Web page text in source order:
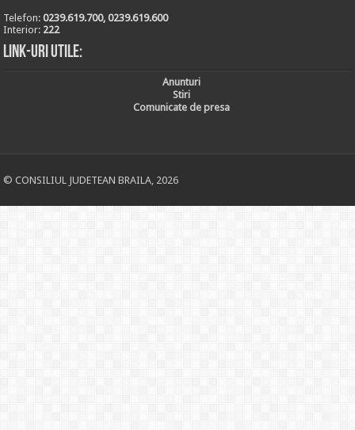
Telefon:0239.619.700, 0239.619.600
Interior: 222
Link-uri utile:
Anunturi
Stiri
Comunicate de presa
© CONSILIUL JUDETEAN BRAILA, 2026